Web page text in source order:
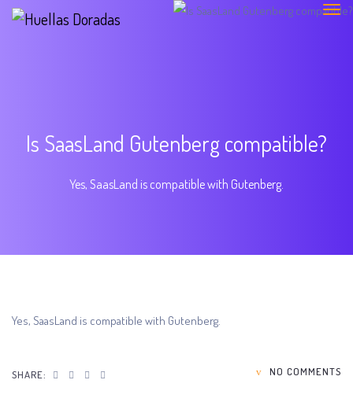
Is SaasLand Gutenberg compatible?
Yes, SaasLand is compatible with Gutenberg.
Yes, SaasLand is compatible with Gutenberg.
SHARE: NO COMMENTS